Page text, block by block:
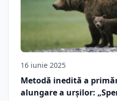
16 iunie 2025
Metodă inedită a
alungare a urșilor: